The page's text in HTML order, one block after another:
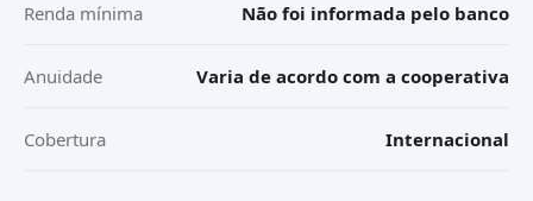
Renda mínima Não foi informada pelo banco
Anuidade Varia de acordo com a cooperativa
Cobertura Internacional